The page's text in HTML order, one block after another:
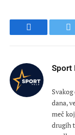
Facebook
Sport
dana,
meč
drugih